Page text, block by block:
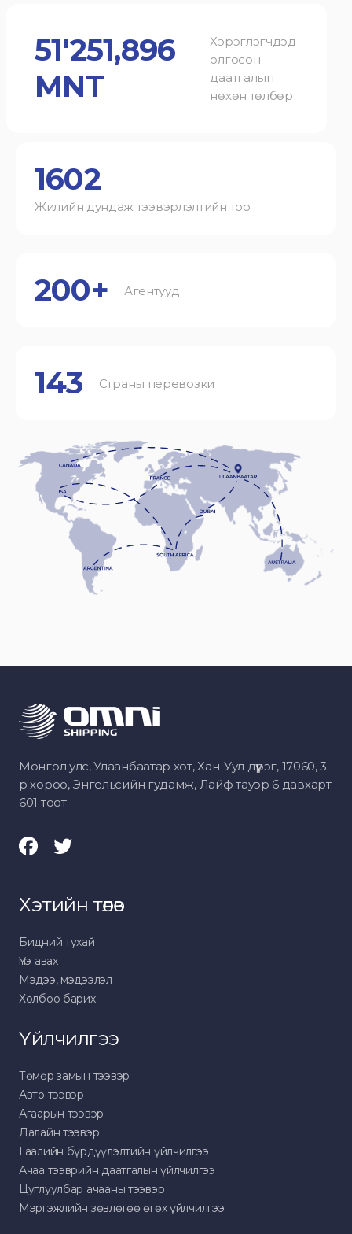
51'251,896
MNT
Хэрэглэгчдэд
олгосон
даатгалын
нөхөн төлбөр
1602
Жилийн дундаж тээвэрлэлтийн тоо
200+ Агентууд
143 Страны перевозки
Монгол улс, Улаанбаатар хот, Хан-Уул дүүрэг, 17060, 3-
р хороо, Энгельсийн гудамж, Лайф тауэр 6 давхарт
601 тоот
Хэтийн төлөв
Бидний тухай
Үнэ авах
Мэдээ, мэдээлэл
Холбоо барих
Үйлчилгээ
Төмөр замын тээвэр
Авто тээвэр
Агаарын тээвэр
Далайн тээвэр
Гаалийн бүрдүүлэлтийн үйлчилгээ
Ачаа тээврийн даатгалын үйлчилгээ
Цуглуулбар ачааны тээвэр
Мэргэжлийн зөвлөгөө өгөх үйлчилгээ